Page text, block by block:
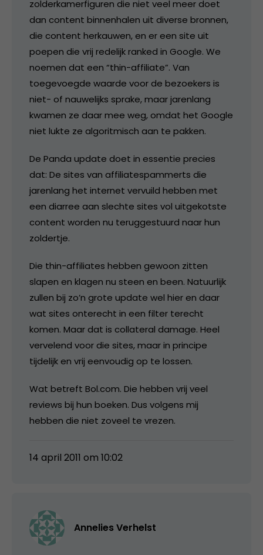
zolderkamerfiguren die niet veel meer doet
dan content binnenhalen uit diverse bronnen,
die content herkauwen, en er een site uit
poepen die vrij redelijk ranked in Google. We
noemen dat een “thin-affiliate”. Van
toegevoegde waarde voor de bezoekers is
niet- of nauwelijks sprake, maar jarenlang
kwamen ze daar mee weg, omdat het Google
niet lukte ze algoritmisch aan te pakken.
De Panda update doet in essentie precies
dat: De sites van affiliatespammerts die
jarenlang het internet vervuild hebben met
een diarree aan slechte sites vol uitgekotste
content worden nu teruggestuurd naar hun
zoldertje.
Die thin-affiliates hebben gewoon zitten
slapen en klagen nu steen en been. Natuurlijk
zullen bij zo’n grote update wel hier en daar
wat sites onterecht in een filter terecht
komen. Maar dat is collateral damage. Heel
vervelend voor die sites, maar in principe
tijdelijk en vrij eenvoudig op te lossen.
Wat betreft Bol.com. Die hebben vrij veel
reviews bij hun boeken. Dus volgens mij
hebben die niet zoveel te vrezen.
14 april 2011 om 10:02
Annelies Verhelst